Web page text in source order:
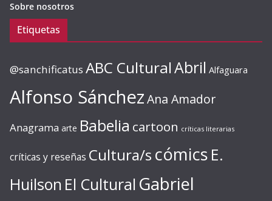
Sobre nosotros
Etiquetas
@sanchificatus ABC CulturalAbril Alfaguara
Alfonso SánchezAna Amador
Anagrama arte Babelia cartoon críticas literarias
críticas y reseñas Cultura/s cómics E.
Huilson El Cultural Gabriel